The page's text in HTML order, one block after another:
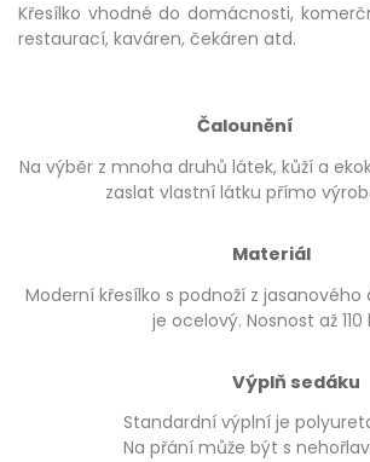
Křesílko vhodné do domácnosti,
restaurací, kaváren, čekáren atd.
Čalounění
Na výběr z mnoha druhů látek, kůží a
zaslat vlastní látku přímo
Materiál
Moderní křesílko s podnoží z
je ocelový. Nosnost až 110
Výplň sedáku
Standardní výplní je
Na přání může být s